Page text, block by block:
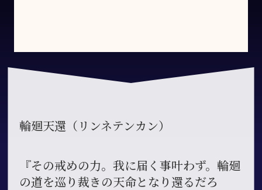
輪廻天還（リンネテンカン）
『その戒めの力。我に届く事叶わず。輪廻
の道を巡り裁きの天命となり還るだろ